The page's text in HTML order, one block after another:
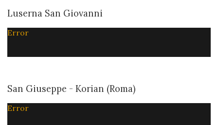
Luserna San Giovanni
Error
San Giuseppe - Korian (Roma)
Error